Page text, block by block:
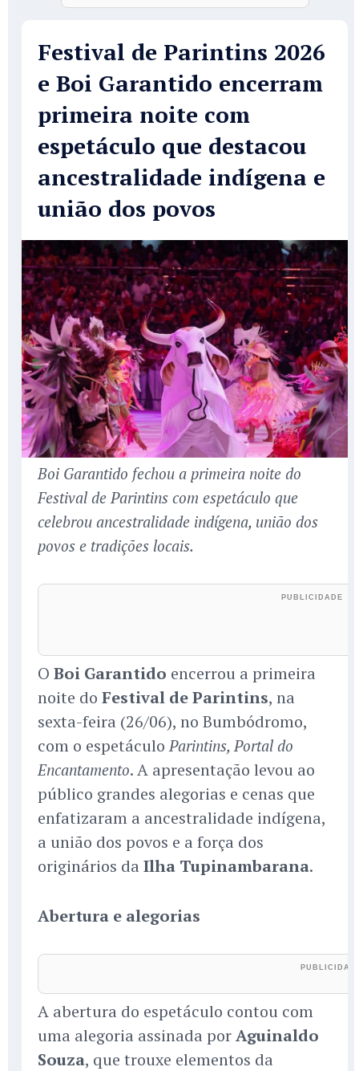
Festival de Parintins 2026
e Boi Garantido encerram
primeira noite com
espetáculo que destacou
ancestralidade indígena e
união dos povos
Boi Garantido fechou a primeira noite do
Festival de Parintins com espetáculo que
celebrou ancestralidade indígena, união dos
povos e tradições locais.
O Boi Garantido encerrou a primeira
noite do Festival de Parintins, na
sexta-feira (26/06), no Bumbódromo,
com o espetáculoParintins, Portal do
Encantamento. A apresentação levou ao
público grandes alegorias e cenas que
enfatizaram a ancestralidade indígena,
a união dos povos e a força dos
originários da Ilha Tupinambarana.
Abertura e alegorias
A abertura do espetáculo contou com
uma alegoria assinada porAguinaldo
Souza, que trouxe elementos da